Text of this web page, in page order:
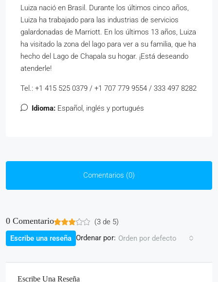
Luiza nació en Brasil. Durante los últimos cinco años,
Luiza ha trabajado para las industrias de servicios
galardonadas de Marriott. En los últimos 13 años, Luiza
ha visitado la zona del lago para ver a su familia, que ha
hecho del Lago de Chapala su hogar. ¡Está deseando
atenderle!
Tel.: +1 415 525 0379 / +1 707 779 9554 / 333 497 8282
Idioma: Español, inglés y portugués
Comentarios (0)
0 Comentario (3 de 5)
Ordenar por: Orden por defecto
Escribe una reseña
Escribe Una Reseña